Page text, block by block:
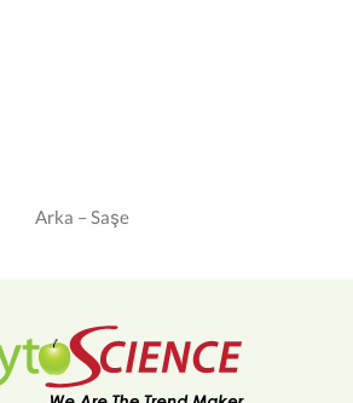
Arka – Saşe